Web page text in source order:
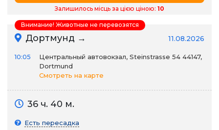
Залишилось місць за цією ціною: 10
Дортмунд → 11.08.2026
10:05
Центральный автовокзал, Steinstrasse 54 44147,
Dortmund
Смотреть на карте
36 ч. 40 м.
Есть пересадка
Внимание! Животные не перевозятся